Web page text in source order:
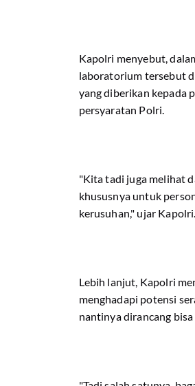
Kapolri menyebut,
laboratorium tersebut
yang diberikan kepada
persyaratan Polri.
"Kita tadi juga melihat
khususnya untuk
kerusuhan," ujar Kapolri.
Lebih lanjut, Kapolri
menghadapi potensi
nantinya dirancang